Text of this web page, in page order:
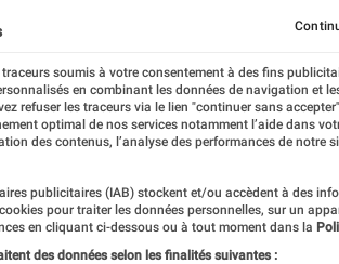
du commerce ou des fabricants
de mesures les plus précis. Pour en
soumis à votre consentement à des fins
en combinant les données de navigation et
refuser les traceurs via le lien "continuer sans
optimal de nos services notamment l’aide dans
des contenus, l’analyse des performances de notre
publicitaires (IAB) stockent et/ou accèdent à des
pour traiter les données personnelles, sur un
en cliquant ci-dessous ou à tout moment dans la
des données selon les finalités suivantes :